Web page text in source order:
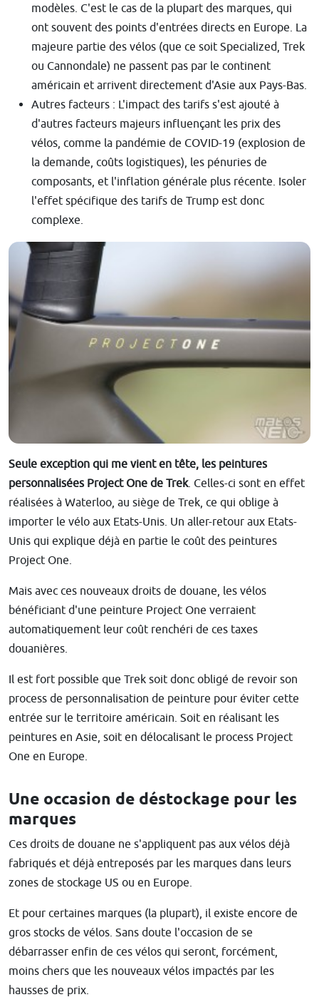
modèles. C'est le cas de la plupart des marques, qui
ont souvent des points d'entrées directs en Europe. La
majeure partie des vélos (que ce soit Specialized, Trek
ou Cannondale) ne passent pas par le continent
américain et arrivent directement d'Asie aux Pays-Bas.
Autres facteurs : L'impact des tarifs s'est ajouté à
d'autres facteurs majeurs influençant les prix des
vélos, comme la pandémie de COVID-19 (explosion de
la demande, coûts logistiques), les pénuries de
composants, et l'inflation générale plus récente. Isoler
l'effet spécifique des tarifs de Trump est donc
complexe.
Seule exception qui me vient en tête, les peintures
personnalisées Project One de Trek. Celles-ci sont en effet
réalisées à Waterloo, au siège de Trek, ce qui oblige à
importer le vélo aux Etats-Unis. Un aller-retour aux Etats-
Unis qui explique déjà en partie le coût des peintures
Project One.
Mais avec ces nouveaux droits de douane, les vélos
bénéficiant d'une peinture Project One verraient
automatiquement leur coût renchéri de ces taxes
douanières.
Il est fort possible que Trek soit donc obligé de revoir son
process de personnalisation de peinture pour éviter cette
entrée sur le territoire américain. Soit en réalisant les
peintures en Asie, soit en délocalisant le process Project
One en Europe.
Une occasion de déstockage pour les
marques
Ces droits de douane ne s'appliquent pas aux vélos déjà
fabriqués et déjà entreposés par les marques dans leurs
zones de stockage US ou en Europe.
Et pour certaines marques (la plupart), il existe encore de
gros stocks de vélos. Sans doute l'occasion de se
débarrasser enfin de ces vélos qui seront, forcément,
moins chers que les nouveaux vélos impactés par les
hausses de prix.